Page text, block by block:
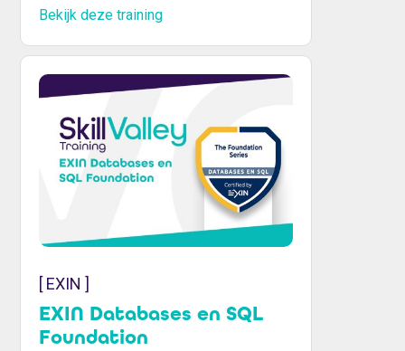
en implementeer cloud-oplossingen
compliance.
Bekijk deze training
[ EXIN ]
EXIN Databases en SQL
Foundation